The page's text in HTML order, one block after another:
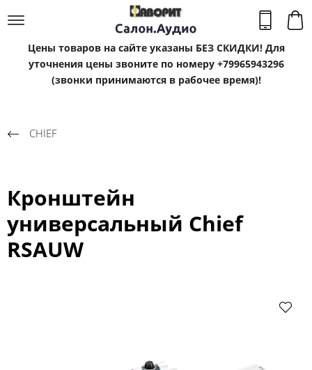
Цены товаров на сайте указаны БЕЗ СКИДКИ! Для
уточнения цены звоните по номеру +79965943296
(звонки принимаются в рабочее время)!
CHIEF
Кронштейн
универсальный Chief
RSAUW